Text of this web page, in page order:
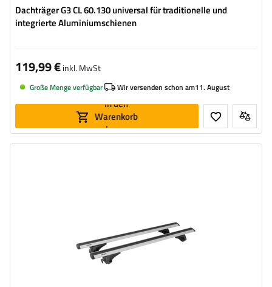
Dachträger G3 CL 60.130 universal für traditionelle und
integrierte Aluminiumschienen
119,99 €inkl. MwSt
Große Menge verfügbar Wir versenden schon am11. August
In den
Warenkorb
legen